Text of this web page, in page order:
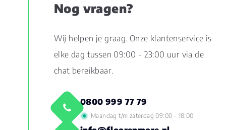
Nog vragen?
Wij helpen je graag. Onze klantenservice is
elke dag tussen 09:00 - 23:00 uur via de
chat bereikbaar.
0800 999 77 79
Maandag t/m zaterdag 09:00 - 18:00